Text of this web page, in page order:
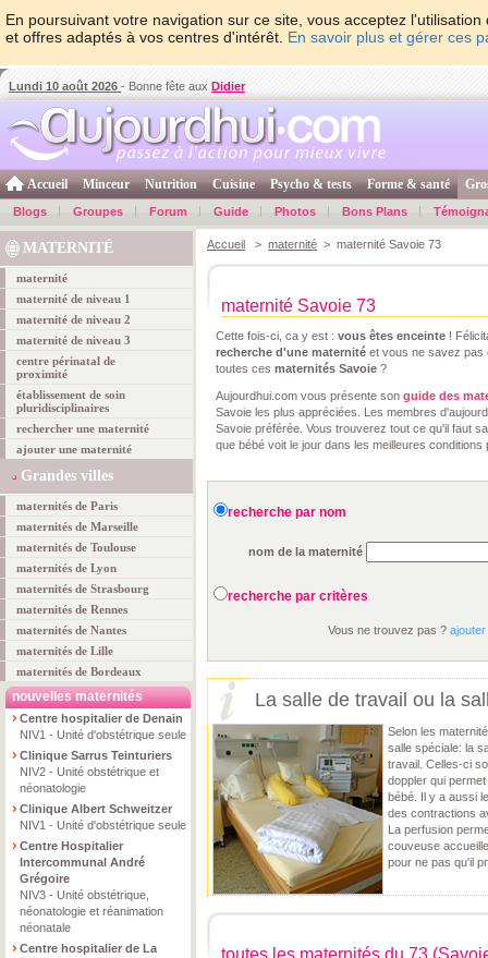
En poursuivant votre navigation sur ce site, vous acceptez
et offres adaptés à vos centres d'intérêt. En savoir plus et gérer ces
Lundi 10 août 2026 - Bonne fête aux Didier
Accueil Minceur Nutrition Cuisine Psycho & tests Forme & santé
Blogs Groupes Forum Guide Photos Bons Plans
MATERNITÉ
maternité
maternité de niveau 1
maternité de niveau 2
maternité de niveau 3
centre périnatal de
proximité
établissement de soin
pluridisciplinaires
rechercher une maternité
ajouter une maternité
Grandes villes
maternités de Paris
maternités de Marseille
maternités de Toulouse
maternités de Lyon
maternités de Strasbourg
maternités de Rennes
maternités de Nantes
maternités de Lille
maternités de Bordeaux
nouvelles maternités
Centre hospitalier de Denain
NIV1 - Unité d'obstétrique seule
Clinique Sarrus Teinturiers
NIV2 - Unité obstétrique et
néonatologie
Clinique Albert Schweitzer
NIV1 - Unité d'obstétrique seule
Centre Hospitalier
Intercommunal André
Grégoire
NIV3 - Unité obstétrique,
néonatologie et réanimation
néonatale
Centre hospitalier de La
Accueil > maternité > maternité Savoie 73
maternité Savoie 73
Cette fois-ci, ca y est : vous êtes enceinte !
recherche d'une maternité et vous ne savez pas
toutes ces maternités Savoie ?
Aujourdhui.com vous présente son guide des
Savoie les plus appréciées. Les membres
Savoie préférée. Vous trouverez tout ce qu'il faut
que bébé voit le jour dans les meilleures conditions
recherche par nom
nom de la maternité
recherche par critères
Vous ne trouvez pas ?
La salle de travail ou la
Selon les
salle spéciale: la
travail. Celles-ci
doppler qui
bébé. Il y a aussi
des contractions
La perfusion
couveuse
pour ne pas qu'il
toutes les maternités du 73